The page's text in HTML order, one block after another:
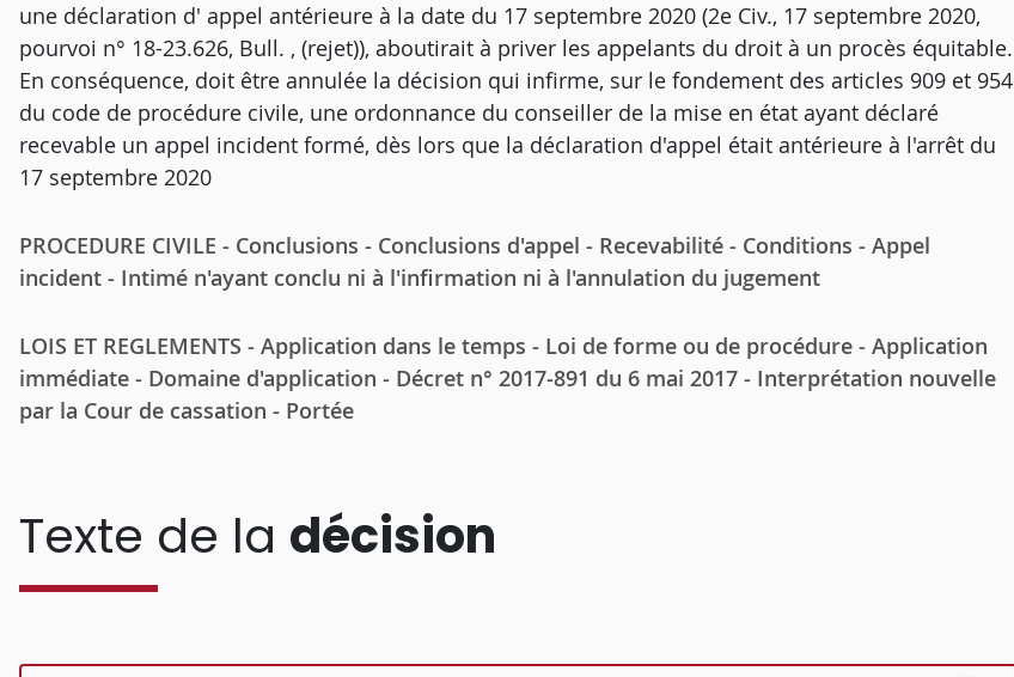
une déclaration d' appel antérieure à la date du 17 septembre 2020 (2e Civ., 17 septembre 2020,
pourvoi n° 18-23.626, Bull. , (rejet)), aboutirait à priver les appelants du droit à un procès équitable.
En conséquence, doit être annulée la décision qui infirme, sur le fondement des articles 909 et 954
du code de procédure civile, une ordonnance du conseiller de la mise en état ayant déclaré
recevable un appel incident formé, dès lors que la déclaration d'appel était antérieure à l'arrêt du
17 septembre 2020
PROCEDURE CIVILE - Conclusions - Conclusions d'appel - Recevabilité - Conditions - Appel
incident - Intimé n'ayant conclu ni à l'infirmation ni à l'annulation du jugement
LOIS ET REGLEMENTS - Application dans le temps - Loi de forme ou de procédure - Application
immédiate - Domaine d'application - Décret n° 2017-891 du 6 mai 2017 - Interprétation nouvelle
par la Cour de cassation - Portée
Texte de la décision